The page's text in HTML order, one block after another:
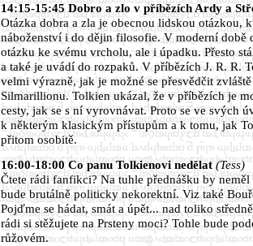
14:15-15:45 Dobro a zlo v příbězích Ardy a
Otázka dobra a zla je obecnou lidskou otázkou,
náboženství i do dějin filosofie. V moderní době
otázku ke svému vrcholu, ale i úpadku. Přesto
a také je uvádí do rozpaků. V příbězích J. R. R.
velmi výrazně, jak je možné se přesvědčit
Silmarillionu. Tolkien ukázal, že v příbězích je
cesty, jak se s ní vyrovnávat. Proto se ve svých
k některým klasickým přístupům a k tomu, jak
přitom osobitě.
16:00-18:00 Co panu Tolkienovi nedělat (Tess)
Čtete rádi fanfikci? Na tuhle přednášku by
bude brutálně politicky nekorektní. Viz také
Pojďme se hádat, smát a úpět... nad toliko
rádi si stěžujete na Prsteny moci? Tohle bude
růžovém.